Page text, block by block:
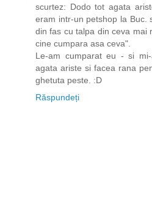
scurtez: Dodo tot agata
eram intr-un petshop la Buc.
din fas cu talpa din ceva mai
cine cumpara asa ceva".
Le-am cumparat eu - si
agata ariste si facea rana
ghetuta peste. :D
Răspundeți